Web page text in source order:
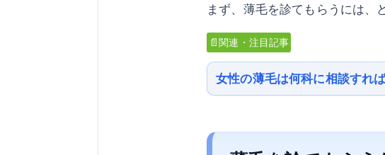
まず、薄毛を診てもらうには、
📄関連・注目記事
女性の薄毛は何科に相談すれ